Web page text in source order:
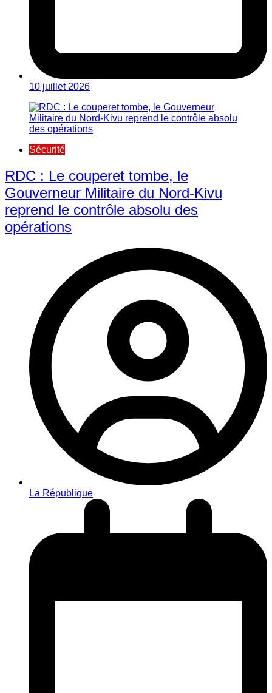
10 juillet 2026
Sécurité
RDC : Le couperet tombe, le
Gouverneur Militaire du Nord-Kivu
reprend le contrôle absolu des
opérations
La République